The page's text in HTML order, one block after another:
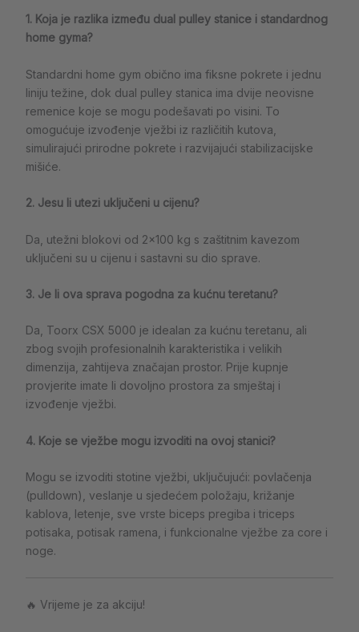
1. Koja je razlika između dual pulley stanice i standardnog
home gyma?
Standardni home gym obično ima fiksne pokrete i jednu
liniju težine, dok dual pulley stanica ima dvije neovisne
remenice koje se mogu podešavati po visini. To
omogućuje izvođenje vježbi iz različitih kutova,
simulirajući prirodne pokrete i razvijajući stabilizacijske
mišiće.
2. Jesu li utezi uključeni u cijenu?
Da, utežni blokovi od 2×100 kg s zaštitnim kavezom
uključeni su u cijenu i sastavni su dio sprave.
3. Je li ova sprava pogodna za kućnu teretanu?
Da, Toorx CSX 5000 je idealan za kućnu teretanu, ali
zbog svojih profesionalnih karakteristika i velikih
dimenzija, zahtijeva značajan prostor. Prije kupnje
provjerite imate li dovoljno prostora za smještaj i
izvođenje vježbi.
4. Koje se vježbe mogu izvoditi na ovoj stanici?
Mogu se izvoditi stotine vježbi, uključujući: povlačenja
(pulldown), veslanje u sjedećem položaju, križanje
kablova, letenje, sve vrste biceps pregiba i triceps
potisaka, potisak ramena, i funkcionalne vježbe za core i
noge.
🔥 Vrijeme je za akciju!